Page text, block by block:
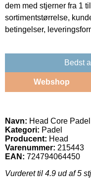
dem med stjerner fra 1
sortimentstørrelse,
betingelser,
Bedst
Webshop
Navn: Head Core
Kategori: Padel
Producent: Head
Varenummer: 215443
EAN: 724794064450
Vurderet til 4.9 ud af 5